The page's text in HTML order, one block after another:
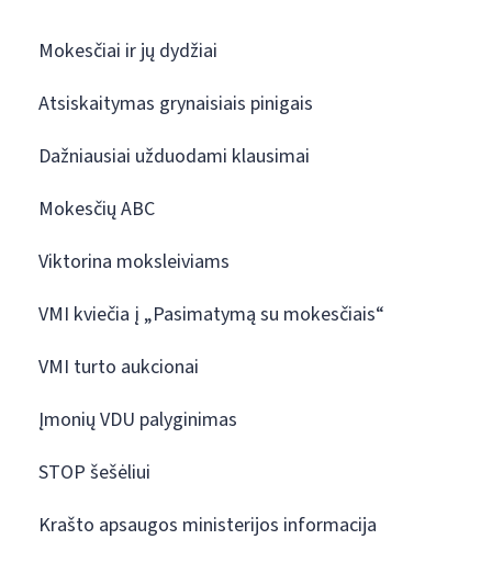
Mokesčiai ir jų dydžiai
Atsiskaitymas grynaisiais pinigais
Dažniausiai užduodami klausimai
Mokesčių ABC
Viktorina moksleiviams
VMI kviečia į „Pasimatymą su mokesčiais“
VMI turto aukcionai
Įmonių VDU palyginimas
STOP šešėliui
Krašto apsaugos ministerijos informacija